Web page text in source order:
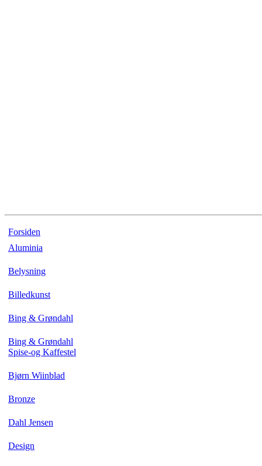
Forsiden
Aluminia
Belysning
Billedkunst
Bing & Grøndahl
Bing & Grøndahl
Spise-og Kaffestel
Bjørn Wiinblad
Bronze
Dahl Jensen
Design